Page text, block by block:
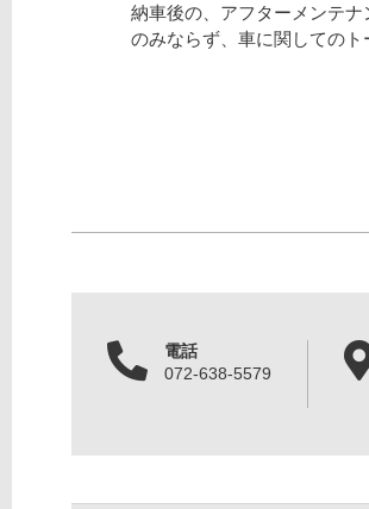
納車後の、アフターメンテ
のみならず、車に関しての
電話
072-638-5579